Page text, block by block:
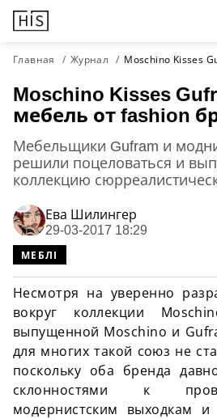
Главная Журнал Moschino Kisses
Moschino Kisses
мебель от fashion
Мебельщики Gufram и
решили поцеловаться и
коллекцию
Ева Шилингер
29-03-2017 18:29
МЕБЛІ
Несмотря на уверенно
вокруг коллекции
выпущенной Moschino и
для многих такой союз не
поскольку оба бренда
склонностями к
модернистским выходкам